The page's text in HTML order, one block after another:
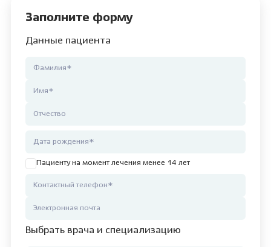
Заполните форму
Данные пациента
Пациенту на момент лечения менее 14 лет
Выбрать врача и специализацию